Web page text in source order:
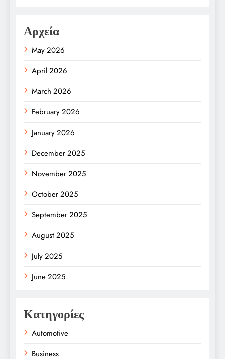
Αρχεία
May 2026
April 2026
March 2026
February 2026
January 2026
December 2025
November 2025
October 2025
September 2025
August 2025
July 2025
June 2025
Κατηγορίες
Automotive
Business